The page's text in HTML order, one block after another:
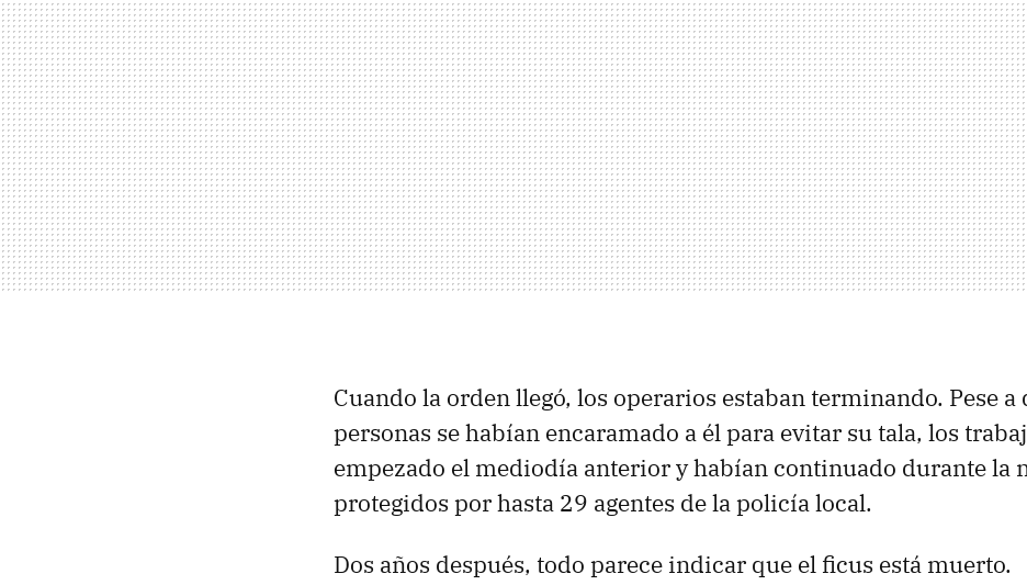
Cuando la orden llegó, los operarios estaban terminando. Pese a
personas se habían encaramado a él para evitar su tala, los
empezado el mediodía anterior y habían continuado durante la
protegidos por hasta 29 agentes de la policía local.
Dos años después, todo parece indicar que el ficus está muerto.